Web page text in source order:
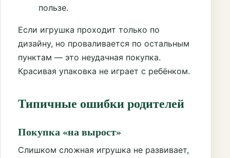
пользе.
Если игрушка проходит только по
дизайну, но проваливается по остальным
пунктам — это неудачная покупка.
Красивая упаковка не играет с ребёнком.
Типичные ошибки родителей
Покупка «на вырост»
Слишком сложная игрушка не развивает,